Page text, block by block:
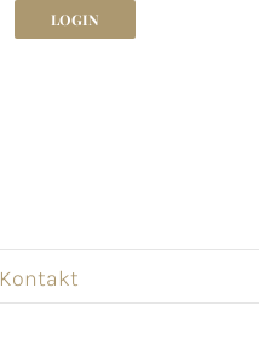
LOGIN
Kontakt